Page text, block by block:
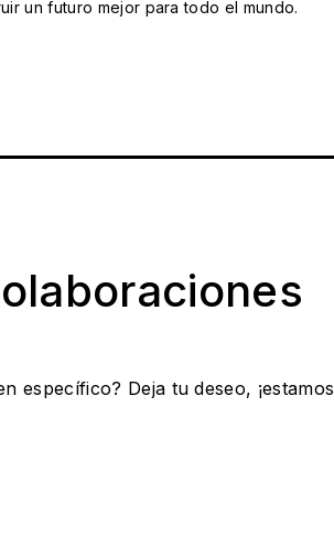
un futuro mejor para todo el mundo.
específico? Deja tu deseo, ¡estamos